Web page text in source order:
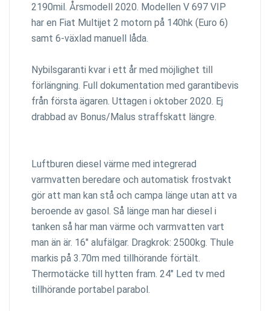
2190mil. Årsmodell 2020. Modellen V 697 VIP
har en Fiat Multijet 2 motorn på 140hk (Euro 6)
samt 6-växlad manuell låda.
Nybilsgaranti kvar i ett år med möjlighet till
förlängning. Full dokumentation med garantibevis
från första ägaren. Uttagen i oktober 2020. Ej
drabbad av Bonus/Malus straffskatt längre.
Luftburen diesel värme med integrerad
varmvatten beredare och automatisk frostvakt
gör att man kan stå och campa länge utan att va
beroende av gasol. Så länge man har diesel i
tanken så har man värme och varmvatten vart
man än är. 16" alufälgar. Dragkrok: 2500kg. Thule
markis på 3.70m med tillhörande förtält.
Thermotäcke till hytten fram. 24" Led tv med
tillhörande portabel parabol.